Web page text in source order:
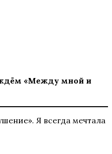
«Между мной и
Я всегда мечтала